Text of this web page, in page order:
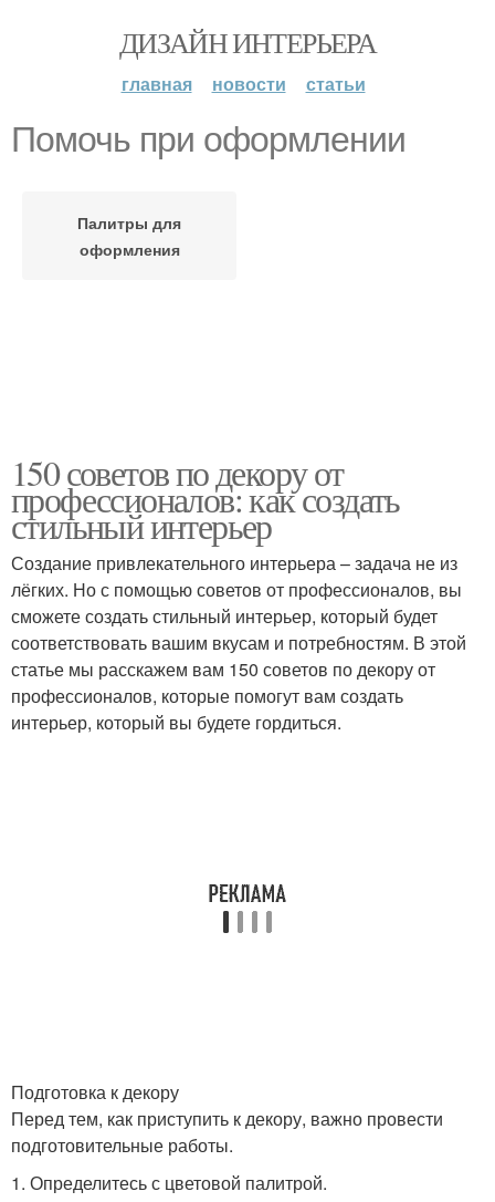
ДИЗАЙН ИНТЕРЬЕРА
главная новости статьи
Помочь при оформлении
Палитры для
оформления
150 советов по декору от
профессионалов: как создать
стильный интерьер
Создание привлекательного интерьера – задача не из
лёгких. Но с помощью советов от профессионалов, вы
сможете создать стильный интерьер, который будет
соответствовать вашим вкусам и потребностям. В этой
статье мы расскажем вам 150 советов по декору от
профессионалов, которые помогут вам создать
интерьер, который вы будете гордиться.
Подготовка к декору
Перед тем, как приступить к декору, важно провести
подготовительные работы.
1. Определитесь с цветовой палитрой.